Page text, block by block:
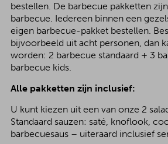
bestellen. De barbecue pakketten
barbecue. Iedereen binnen een
eigen barbecue-pakket bestellen.
bijvoorbeeld uit acht personen, dan
worden: 2 barbecue standaard + 3
barbecue kids.
Alle pakketten zijn inclusief:
U kunt kiezen uit een van onze 2
Standaard sauzen: saté, knoflook,
barbecuesaus – uiteraard inclusief